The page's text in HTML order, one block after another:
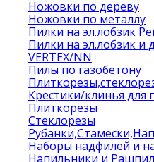
Ножовки по дереву
Ножовки по металлу
Пилки на эл.лобзик
Пилки на эл.лобзик и
VERTEX/NN
Пилы по газобетону
Крестики/клинья для
Плиткорезы
Стеклорезы
Наборы надфилей и
Напильники и